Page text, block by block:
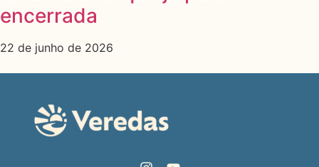
encerrada
22 de junho de 2026